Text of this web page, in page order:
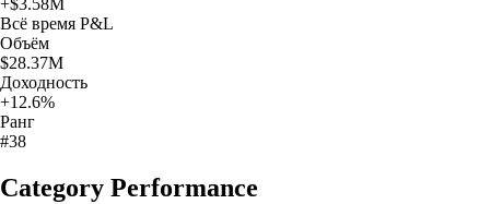
+$3.58M
Всё время P&L
Объём
$28.37M
Доходность
+12.6%
Ранг
#38
Category Performance